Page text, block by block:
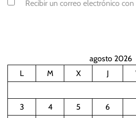
Recibir un correo electrónico
agosto 2026
L
M X J
3
4 5 6